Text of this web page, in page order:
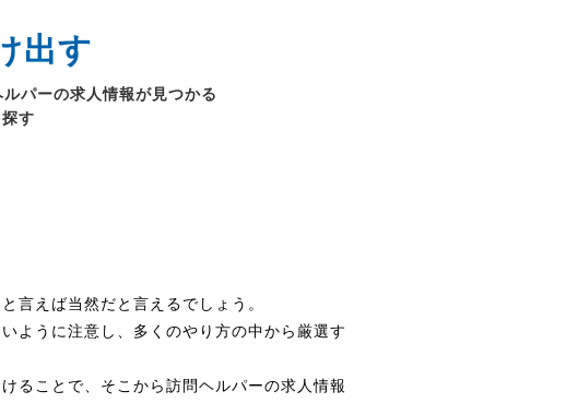
出す
パーの求人情報が見つかる
す
言えば当然だと言えるでしょう。
ように注意し、多くのやり方の中から厳選す
ることで、そこから訪問ヘルパーの求人情報